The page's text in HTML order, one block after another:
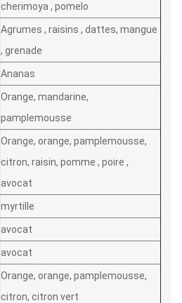
cherimoya , pomelo
Agrumes , raisins , dattes, mangue
, grenade
Ananas
Orange, mandarine,
pamplemousse
Orange, orange, pamplemousse,
citron, raisin, pomme , poire ,
avocat
myrtille
avocat
avocat
Orange, orange, pamplemousse,
citron, citron vert